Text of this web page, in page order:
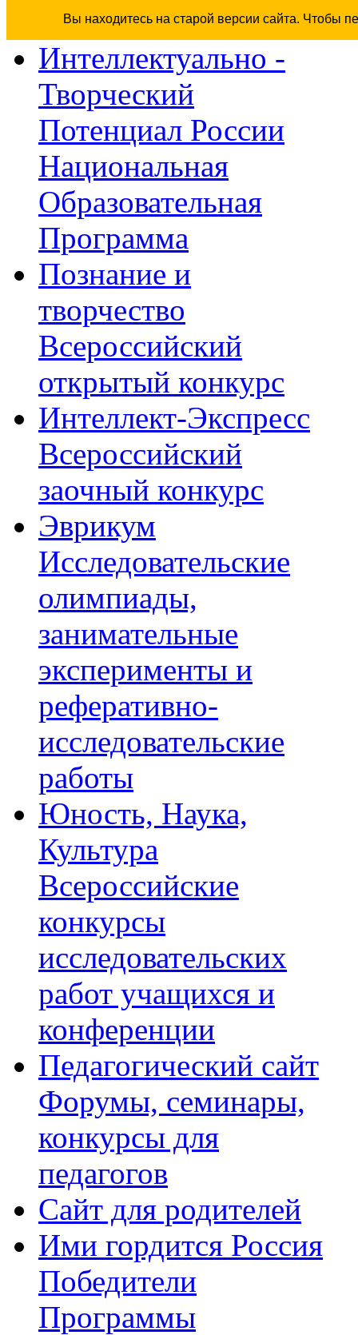
Вы находитесь на старой версии сайта. Чтобы
Интеллектуально -
Творческий
Потенциал России
Национальная
Образовательная
Программа
Познание и
творчество
Всероссийский
открытый конкурс
Интеллект-Экспресс
Всероссийский
заочный конкурс
Эврикум
Исследовательские
олимпиады,
занимательные
эксперименты и
реферативно-
исследовательские
работы
Юность, Наука,
Культура
Всероссийские
конкурсы
исследовательских
работ учащихся и
конференции
Педагогический сайт
Форумы, семинары,
конкурсы для
педагогов
Сайт для родителей
Ими гордится Россия
Победители
Программы